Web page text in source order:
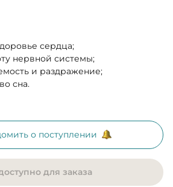
сердца;
нервной системы;
и раздражение;
сна.
о поступлении
для заказа